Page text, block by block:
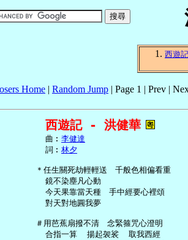
西遊記
Home | Random Jump | Page 1 | Prev |
西遊記 - 洪健華
     曲︰
李健達
     詞︰
林夕
   ＊任生關死劫輕輕送　千般色相偏看重
     鏡不染塵凡心動
     今天果靠當天種　手中經要心裡頌
     對天對地圓我夢
   ＃用芭蕉扇撥不清　念緊箍咒心澄明
     合指一算  揚起袈裟  取我西經